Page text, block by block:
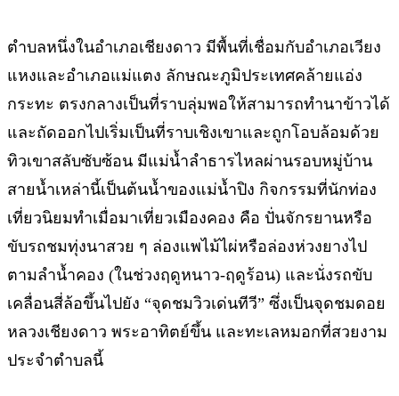
ตำบลหนึ่งในอำเภอเชียงดาว มีพื้นที่เชื่อมกับอำเภอเวียง
แหงและอำเภอแม่แตง ลักษณะภูมิประเทศคล้ายแอ่ง
กระทะ ตรงกลางเป็นที่ราบลุ่มพอให้สามารถทำนาข้าวได้
และถัดออกไปเริ่มเป็นที่ราบเชิงเขาและถูกโอบล้อมด้วย
ทิวเขาสลับซับซ้อน มีแม่น้ำลำธารไหลผ่านรอบหมู่บ้าน
สายน้ำเหล่านี้เป็นต้นน้ำของแม่น้ำปิง กิจกรรมที่นักท่อง
เที่ยวนิยมทำเมื่อมาเที่ยวเมืองคอง คือ ปั่นจักรยานหรือ
ขับรถชมทุ่งนาสวย ๆ ล่องแพไม้ไผ่หรือล่องห่วงยางไป
ตามลำน้ำคอง (ในช่วงฤดูหนาว-ฤดูร้อน) และนั่งรถขับ
เคลื่อนสี่ล้อขึ้นไปยัง “จุดชมวิวเด่นทีวี” ซึ่งเป็นจุดชมดอย
หลวงเชียงดาว พระอาทิตย์ขึ้น และทะเลหมอกที่สวยงาม
ประจำตำบลนี้